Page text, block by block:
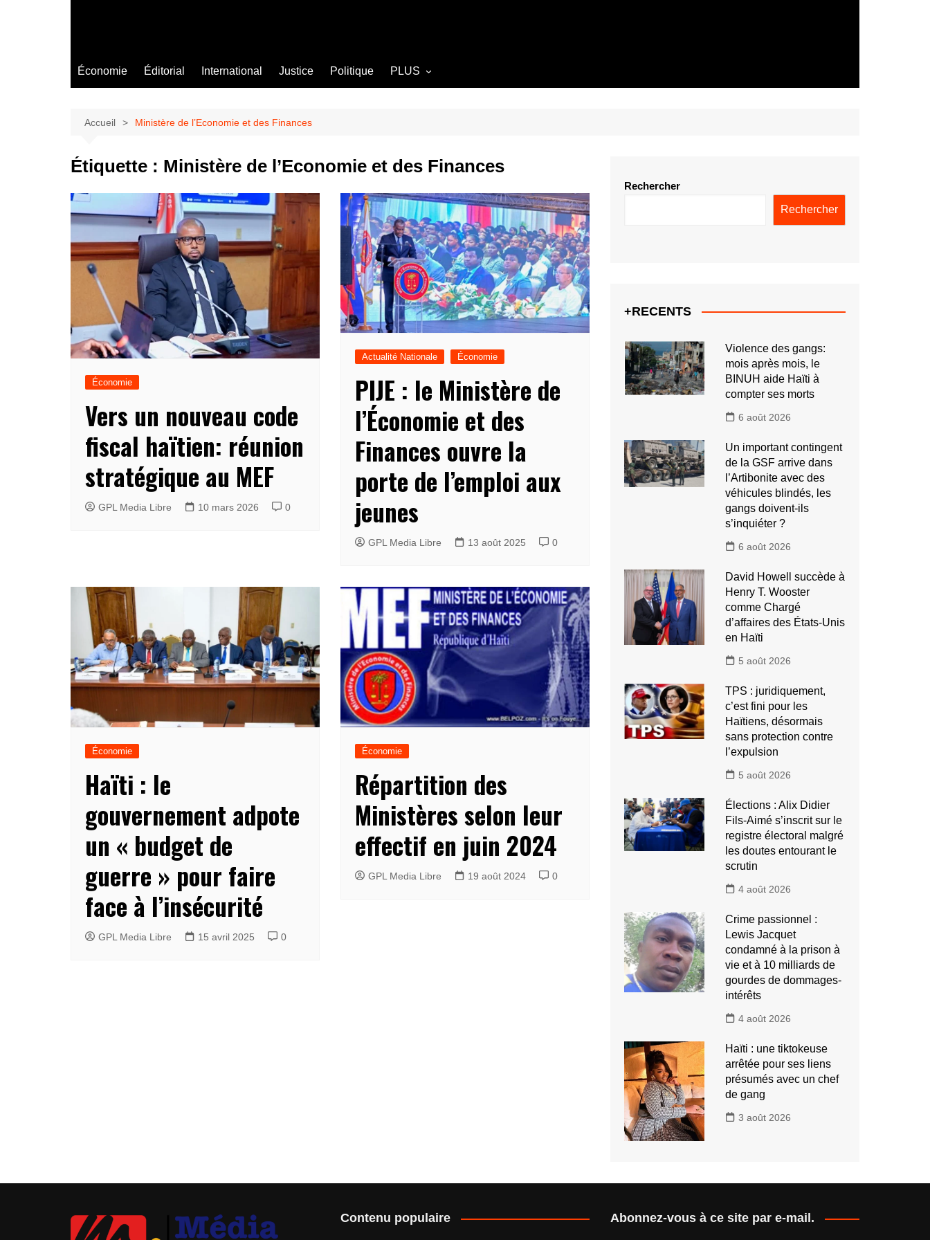
Économie Éditorial International Justice Politique PLUS
Société
Agriculture
Littérature
Accueil Ministère de l’Economie et des Finances
Étiquette : Ministère de l’Economie et des Finances
Économie
Vers un nouveau code
fiscal haïtien: réunion
stratégique au MEF
GPL Media Libre 10 mars 2026 0
Actualité Nationale Économie
PIJE : le Ministère de
l’Économie et des
Finances ouvre la
porte de l’emploi aux
jeunes
GPL Media Libre 13 août 2025 0
Économie
Haïti : le
gouvernement adpote
un « budget de
guerre » pour faire
face à l’insécurité
GPL Media Libre 15 avril 2025 0
Économie
Répartition des
Ministères selon leur
effectif en juin 2024
GPL Media Libre 19 août 2024 0
Rechercher
Rechercher
+RECENTS
Violence des gangs:
mois après mois, le
BINUH aide Haïti à
compter ses morts
6 août 2026
Un important contingent
de la GSF arrive dans
l’Artibonite avec des
véhicules blindés, les
gangs doivent-ils
s’inquiéter ?
6 août 2026
David Howell succède à
Henry T. Wooster
comme Chargé
d’affaires des États-Unis
en Haïti
5 août 2026
TPS : juridiquement,
c’est fini pour les
Haïtiens, désormais
sans protection contre
l’expulsion
5 août 2026
Élections : Alix Didier
Fils-Aimé s’inscrit sur le
registre électoral malgré
les doutes entourant le
scrutin
4 août 2026
Crime passionnel :
Lewis Jacquet
condamné à la prison à
vie et à 10 milliards de
gourdes de dommages-
intérêts
4 août 2026
Haïti : une tiktokeuse
arrêtée pour ses liens
présumés avec un chef
de gang
3 août 2026
Contenu populaire Abonnez-vous à ce site par e-mail.